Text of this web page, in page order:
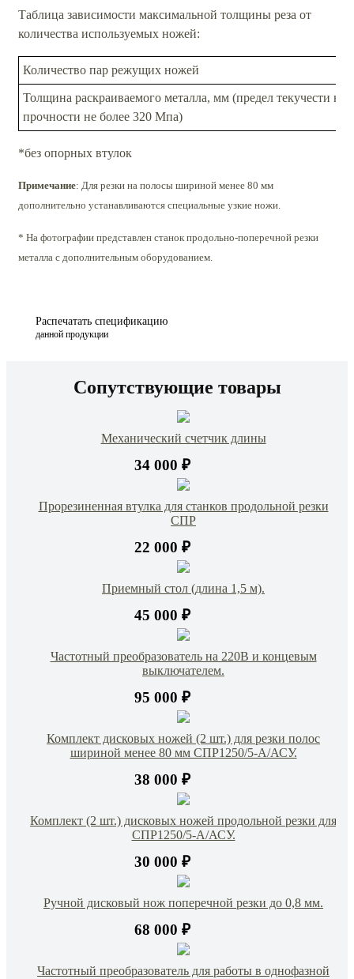
Таблица зависимости максимальной толщины реза от
количества используемых ножей:
Количество пар режущих ножей
Толщина раскраиваемого металла, мм (предел текучести не
прочности не более 320 Мпа)
*без опорных втулок
Примечание: Для резки на полосы шириной менее 80 мм
дополнительно устанавливаются специальные узкие ножи.
* На фотографии представлен станок продольно-поперечной резки
металла с дополнительным оборудованием.
Распечатать спецификацию
данной продукции
Сопутствующие товары
Механический счетчик длины
34 000 ₽
Прорезиненная втулка для станков продольной резки
СПР
22 000 ₽
Приемный стол (длина 1,5 м).
45 000 ₽
Частотный преобразователь на 220В и концевым
выключателем.
95 000 ₽
Комплект дисковых ножей (2 шт.) для резки полос
шириной менее 80 мм СПР1250/5-А/АСУ.
38 000 ₽
Комплект (2 шт.) дисковых ножей продольной резки для
СПР1250/5-А/АСУ.
30 000 ₽
Ручной дисковый нож поперечной резки до 0,8 мм.
68 000 ₽
Частотный преобразователь для работы в однофазной